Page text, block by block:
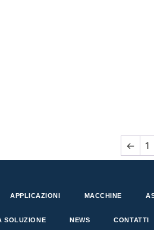
← 1
APPLICAZIONI MACCHINE
SOLUZIONE NEWS CONTATTI